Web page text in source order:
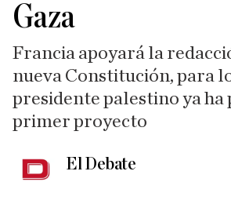
Gaza
Francia apoyará la
nueva Constitución, para
presidente palestino ya ha
primer proyecto
El Debate